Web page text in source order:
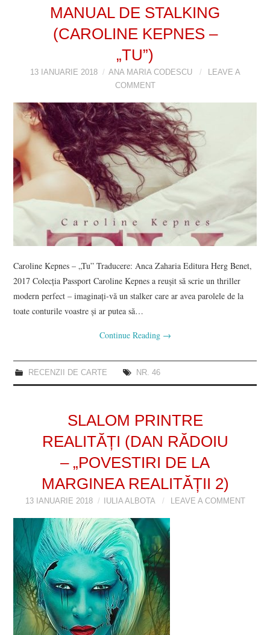
MANUAL DE STALKING
(CAROLINE KEPNES –
„TU”)
13 IANUARIE 2018 ANA MARIA CODESCU
LEAVE A
COMMENT
Caroline Kepnes – „Tu” Traducere: Anca Zaharia Editura Herg Benet,
2017 Colecția Passport Caroline Kepnes a reușit să scrie un thriller
modern perfect – imaginați-vă un stalker care ar avea parolele de la
toate conturile voastre și ar putea să…
Continue Reading →
RECENZII DE CARTE NR. 46
SLALOM PRINTRE
REALITĂȚI (DAN RĂDOIU
– „POVESTIRI DE LA
MARGINEA REALITĂȚII 2)
13 IANUARIE 2018 IULIA ALBOTA LEAVE A COMMENT